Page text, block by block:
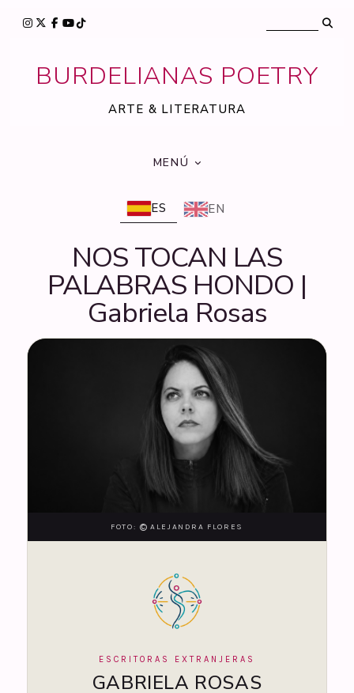
BURDELIANAS POETRY
ARTE & LITERATURA
MENÚ
ES EN
NOS TOCAN LAS
PALABRAS HONDO |
Gabriela Rosas
FOTO: © ALEJANDRA FLORES
ESCRITORAS EXTRANJERAS
GABRIELA ROSAS